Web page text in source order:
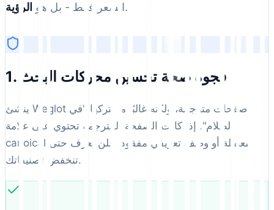
السعر فقط - بل هو الرؤية .
1. فجوة صحة تحسين محركات البحث
ينشئ Weglot صفحات مترجمة، ولكنه غالبًا ما يتركها "في
الظلام". إذا كانت الصفحة المترجمة تحتوي على علامة
canoical معطلة أو وصف تعريفي مفقود، فلن تعرف حتى
تنخفض تصنيفاتك.